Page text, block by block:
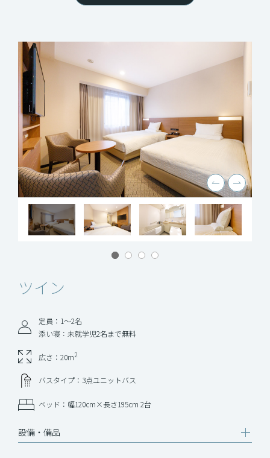
ツイン
定員：1～2名
添い寝：未就学児2名まで無料
広さ：20m2
バスタイプ：3点ユニットバス
ベッド：幅120cm×長さ195cm 2台
設備‧備品